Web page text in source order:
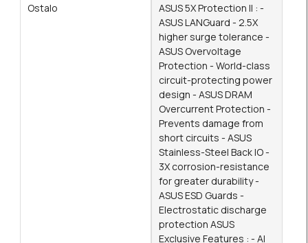
Ostalo
ASUS 5X Protection II : -
ASUS LANGuard - 2.5X
higher surge tolerance -
ASUS Overvoltage
Protection - World-class
circuit-protecting power
design - ASUS DRAM
Overcurrent Protection -
Prevents damage from
short circuits - ASUS
Stainless-Steel Back IO -
3X corrosion-resistance
for greater durability -
ASUS ESD Guards -
Electrostatic discharge
protection ASUS
Exclusive Features : - AI